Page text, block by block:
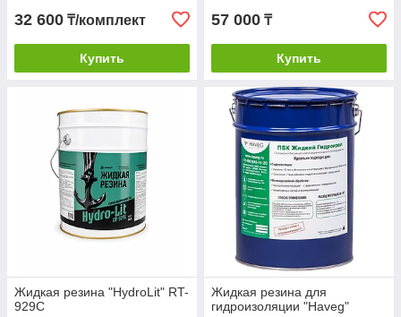
32 600 ₸/комплект
Купить
57 000 ₸
Купить
Жидкая резина "HydroLit" RT-
929C
Жидкая резина для
гидроизоляции "Haveg"